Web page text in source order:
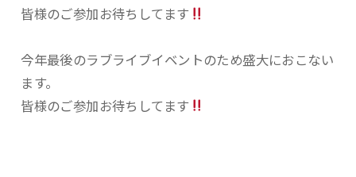
皆様のご参加お待ちしてます
今年最後のラブライブイベントのため盛大におこない
ます。
皆様のご参加お待ちしてます